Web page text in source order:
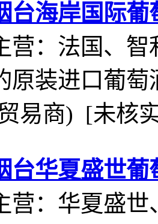
台海岸国际葡
营：法国、
原装进口葡
易商) [未核
台华夏盛世葡
营：华夏盛